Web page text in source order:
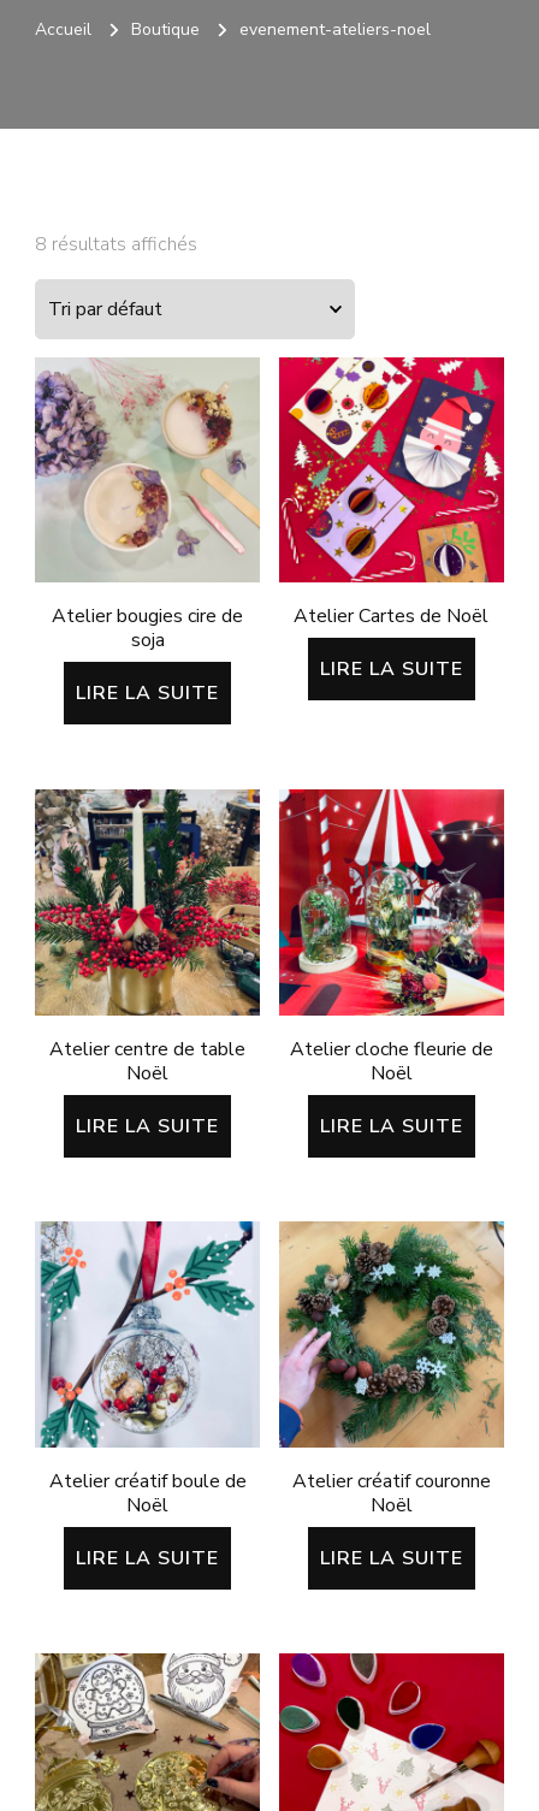
Accueil Boutique evenement-ateliers-noel
8 résultats affichés
Atelier bougies cire de
soja
LIRE LA SUITE
Atelier Cartes de Noël
LIRE LA SUITE
Atelier centre de table
Noël
LIRE LA SUITE
Atelier cloche fleurie de
Noël
LIRE LA SUITE
Atelier créatif boule de
Noël
LIRE LA SUITE
Atelier créatif couronne
Noël
LIRE LA SUITE